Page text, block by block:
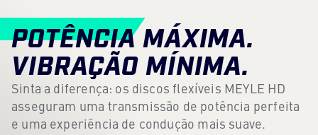
Imprensa
Carreira
Boletim informativo
Língua: Português
POTÊNCIA MÁXIMA.
VIBRAÇÃO MÍNIMA.
Sinta a diferença: os discos flexíveis MEYLE HD
asseguram uma transmissão de potência perfeita
e uma experiência de condução mais suave.